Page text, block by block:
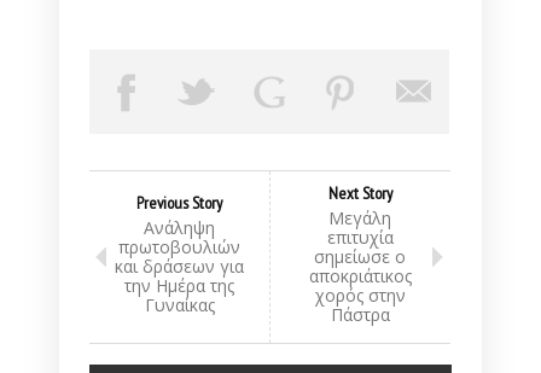
Previous Story
Ανάληψη
πρωτοβουλιών
και δράσεων για
την Ημέρα της
Γυναίκας
Next Story
Μεγάλη
επιτυχία
σημείωσε ο
αποκριάτικος
χορός στην
Πάστρα